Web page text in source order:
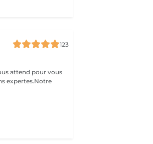
123
attend pour vous
expertes.Notre